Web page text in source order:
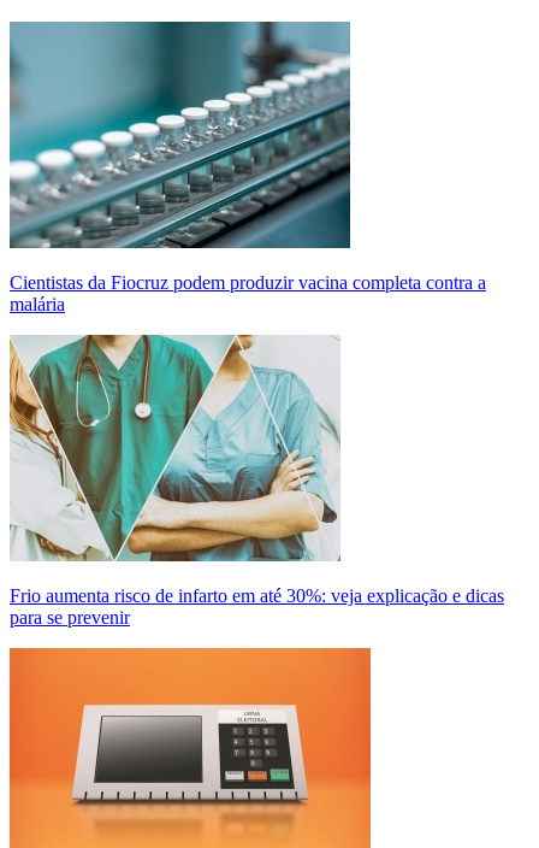
Cientistas da Fiocruz podem produzir vacina completa contra a
malária
Frio aumenta risco de infarto em até 30%: veja explicação e dicas
para se prevenir